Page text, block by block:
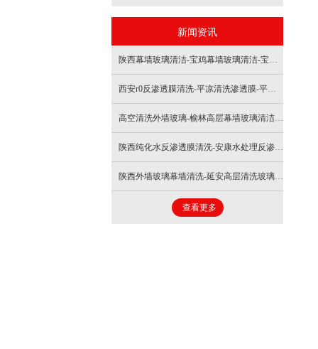
- 水箱清洗
- 导热油清洗
- 冷却塔清洗
- 防腐保温工程
- 中央空调清洗
- 撬装炉清洗
新闻资讯
陕西幕墙玻璃清洁-宝鸡幕墙玻璃清洁-宝鸡清洗幕墙玻璃
西安r0反渗透膜清洗-平凉清洗渗透膜-平凉清洗反渗透膜
高空清洗外墙玻璃-榆林高层幕墙玻璃清洁-榆林高层玻璃幕墙清洁
陕西纯化水反渗透膜清洗-安康水处理反渗透膜清洗
陕西外墙玻璃幕墙清洗-延安高层清洗玻璃-延安室外幕墙清洗
查看更多